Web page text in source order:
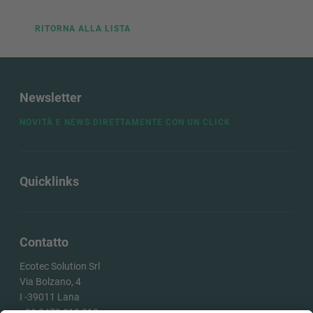
RITORNA ALLA LISTA
Contatto
Ecotec Solution Srl
Via Bolzano, 4
I -39011 Lana
Quicklinks
Newsletter
NOVITÀ E NEWS DIRETTAMENTE CON UN CLICK